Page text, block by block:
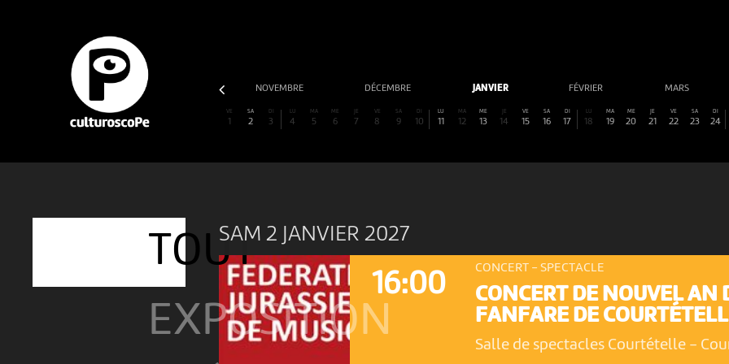
SEPTEMBRE NOVEMBRE DÉCEMBRE JANVIER FÉVRIER MARS
VE
1
SA
2
DI
3
LU
4
MA
5
ME
6
JE
7
VE
8
SA
9
DI
10
LU
11
MA
12
ME
13
JE
14
VE
15
SA
16
DI
17
LU
18
MA
19
ME
20
JE
21
VE
22
SA
23
DI
24
TOUT
EXPOSITION
SAM 2 JANVIER 2027
16:00 CONCERT - SPECTACLE
CONCERT DE NOUVEL AN
FANFARE DE
Salle de spectacles Courtételle -